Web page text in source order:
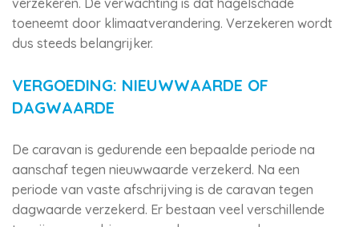
verzekeren. De verwachting is dat hagelschade
toeneemt door klimaatverandering. Verzekeren wordt
dus steeds belangrijker.
VERGOEDING: NIEUWWAARDE OF
DAGWAARDE
De caravan is gedurende een bepaalde periode na
aanschaf tegen nieuwwaarde verzekerd. Na een
periode van vaste afschrijving is de caravan tegen
dagwaarde verzekerd. Er bestaan veel verschillende